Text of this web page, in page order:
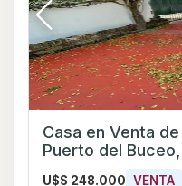
Casa en Venta de
Puerto del
U$S 248.000 VENTA